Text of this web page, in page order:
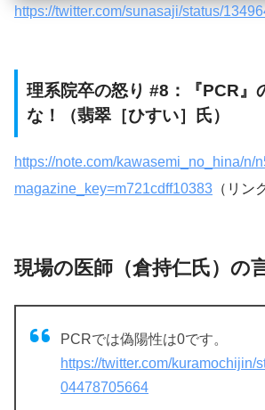
https://twitter.com/sunasaji/status/
理系院卒の怒り #8：『PCR』
な！（翡翠［ひすい］氏）
https://note.com/kawasemi_no_hina/n/
magazine_key=m721cdff10383 （リン
現場の医師（倉持仁氏）の
PCRでは偽陽性は0です。
https://twitter.com/kuramochijin/
04478705664